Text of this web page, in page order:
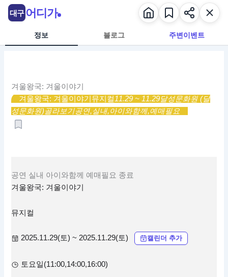
정보 블로그 주변이벤트
겨울왕국: 겨울이야기
겨울왕국: 겨울이야기 뮤지컬11.29 ~ 11.29달성문화원 (달
성문화원)골라보기공연,실내,아이와함께,예매필요
공연 실내 아이와함께 예매필요 종료
겨울왕국: 겨울이야기
뮤지컬
2025.11.29(토) ~ 2025.11.29(토) 캘린더 추가
토요일(11:00,14:00,16:00)
대구 어디가